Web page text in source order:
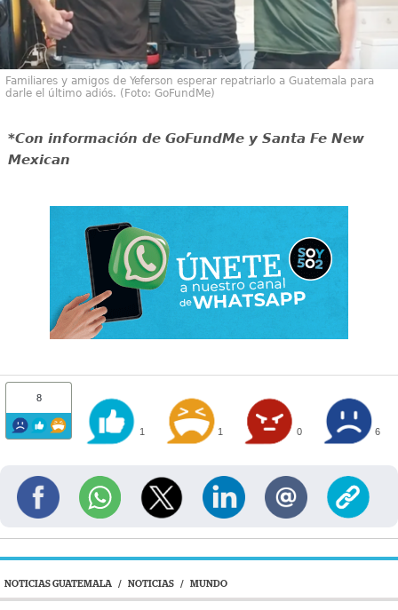
Familiares y amigos de Yeferson esperar repatriarlo a Guatemala para
darle el último adiós. (Foto: GoFundMe)
*Con información de GoFundMe y Santa Fe New
Mexican
8
1 1 0 6
NOTICIAS GUATEMALA / NOTICIAS / MUNDO